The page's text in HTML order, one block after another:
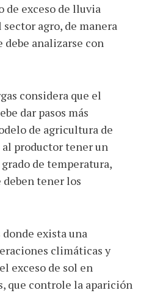
de exceso de lluvia
agro, de manera
debe analizarse con
considera que el
dar pasos más
de agricultura de
productor tener un
de temperatura,
tener los
exista una
climáticas y
exceso de sol en
que controle la aparición